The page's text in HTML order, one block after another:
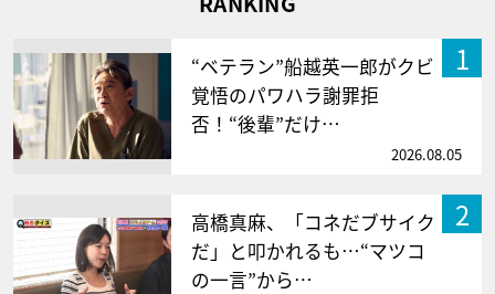
1
“ベテラン”船越英一郎がクビ
覚悟のパワハラ謝罪拒
否！“後輩”だけ…
2026.08.05
2
高橋真麻、「コネだブサイク
だ」と叩かれるも…“マツコ
の一言”から…